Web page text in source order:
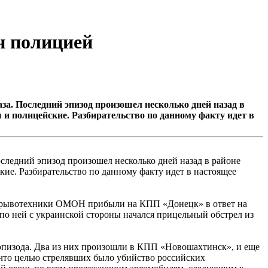
полицией
Последний эпизод произошел несколько дней назад в
полицейские. Разбирательство по данному факту идет в
эпизод произошел несколько дней назад в районе
Разбирательство по данному факту идет в настоящее
ОМОН прибыли на КПП «Донецк» в ответ на
ней с украинской стороны начался прицельный обстрел из
Два из них произошли в КПП «Новошахтинск», и еще
целью стрелявших было убийство российских